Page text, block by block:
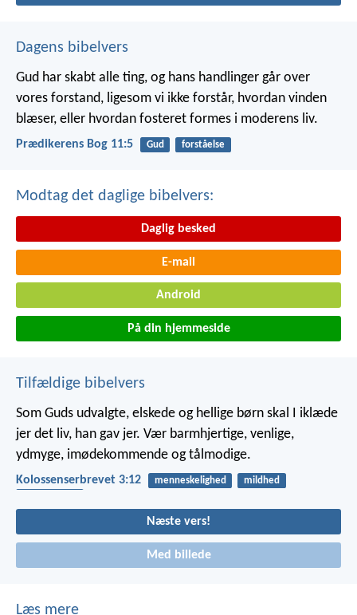
Dagens bibelvers
Gud har skabt alle ting, og hans handlinger går over
vores forstand, ligesom vi ikke forstår, hvordan vinden
blæser, eller hvordan fosteret formes i moderens liv.
Prædikerens Bog 11:5 Gud forståelse
Modtag det daglige bibelvers:
Daglig besked
E-mail
Android
På din hjemmeside
Tilfældige bibelvers
Som Guds udvalgte, elskede og hellige børn skal I iklæde
jer det liv, han gav jer. Vær barmhjertige, venlige,
ydmyge, imødekommende og tålmodige.
Kolossenserbrevet 3:12 menneskelighed
mildhed
Næste vers!
Med billede
Læs mere